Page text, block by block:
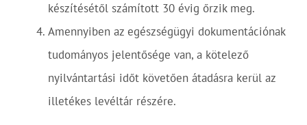
készítésétől számított 30 évig őrzik meg.
Amennyiben az egészségügyi dokumentációnak
tudományos jelentősége van, a kötelező
nyilvántartási időt követően átadásra kerül az
illetékes levéltár részére.